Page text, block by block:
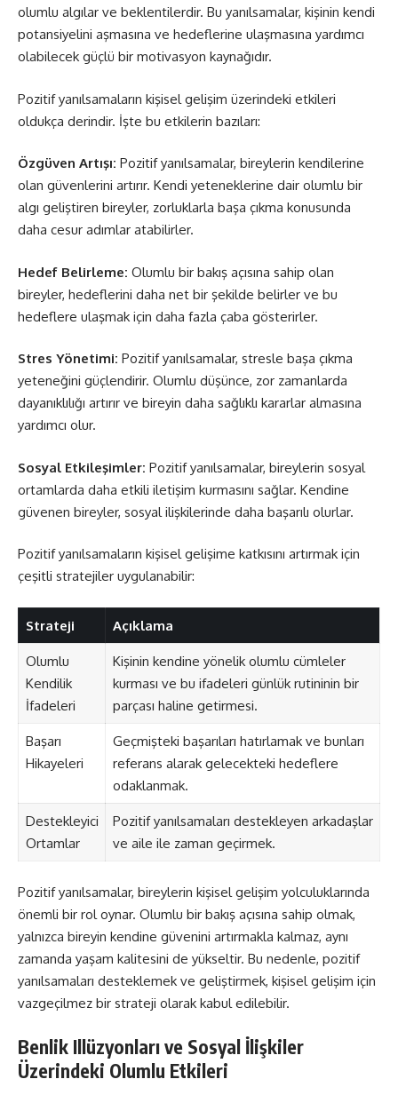
olumlu algılar ve beklentilerdir. Bu yanılsamalar, kişinin kendi
potansiyelini aşmasına ve hedeflerine ulaşmasına yardımcı
olabilecek güçlü bir motivasyon kaynağıdır.
Pozitif yanılsamaların kişisel gelişim üzerindeki etkileri
oldukça derindir. İşte bu etkilerin bazıları:
Özgüven Artışı: Pozitif yanılsamalar, bireylerin kendilerine
olan güvenlerini artırır. Kendi yeteneklerine dair olumlu bir
algı geliştiren bireyler, zorluklarla başa çıkma konusunda
daha cesur adımlar atabilirler.
Hedef Belirleme: Olumlu bir bakış açısına sahip olan
bireyler, hedeflerini daha net bir şekilde belirler ve bu
hedeflere ulaşmak için daha fazla çaba gösterirler.
Stres Yönetimi: Pozitif yanılsamalar, stresle başa çıkma
yeteneğini güçlendirir. Olumlu düşünce, zor zamanlarda
dayanıklılığı artırır ve bireyin daha sağlıklı kararlar almasına
yardımcı olur.
Sosyal Etkileşimler: Pozitif yanılsamalar, bireylerin sosyal
ortamlarda daha etkili iletişim kurmasını sağlar. Kendine
güvenen bireyler, sosyal ilişkilerinde daha başarılı olurlar.
Pozitif yanılsamaların kişisel gelişime katkısını artırmak için
çeşitli stratejiler uygulanabilir:
Strateji Açıklama
Olumlu
Kendilik
İfadeleri
Kişinin kendine yönelik olumlu cümleler
kurması ve bu ifadeleri günlük rutininin bir
parçası haline getirmesi.
Başarı
Hikayeleri
Geçmişteki başarıları hatırlamak ve bunları
referans alarak gelecekteki hedeflere
odaklanmak.
Destekleyici
Ortamlar
Pozitif yanılsamaları destekleyen arkadaşlar
ve aile ile zaman geçirmek.
Pozitif yanılsamalar, bireylerin kişisel gelişim yolculuklarında
önemli bir rol oynar. Olumlu bir bakış açısına sahip olmak,
yalnızca bireyin kendine güvenini artırmakla kalmaz, aynı
zamanda yaşam kalitesini de yükseltir. Bu nedenle, pozitif
yanılsamaları desteklemek ve geliştirmek, kişisel gelişim için
vazgeçilmez bir strateji olarak kabul edilebilir.
Benlik Illüzyonları ve Sosyal İlişkiler
Üzerindeki Olumlu Etkileri